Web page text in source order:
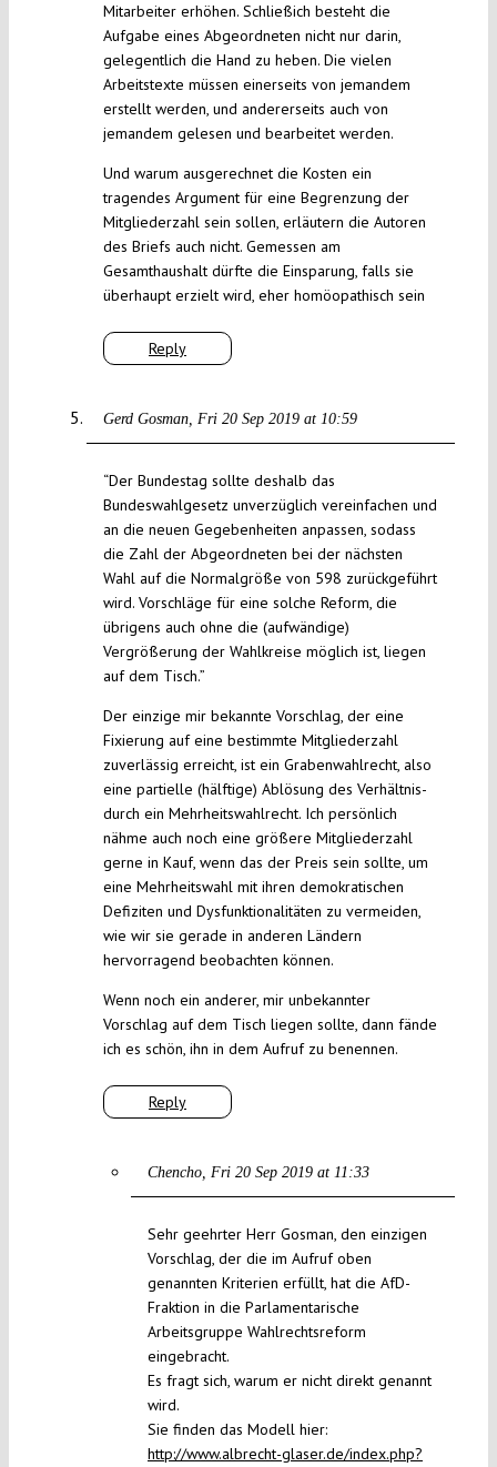
Reply
Mitarbeiter erhöhen. Schließich besteht die
Aufgabe eines Abgeordneten nicht nur darin,
gelegentlich die Hand zu heben. Die vielen
Arbeitstexte müssen einerseits von jemandem
erstellt werden, und andererseits auch von
jemandem gelesen und bearbeitet werden.
Und warum ausgerechnet die Kosten ein
tragendes Argument für eine Begrenzung der
Mitgliederzahl sein sollen, erläutern die Autoren
des Briefs auch nicht. Gemessen am
Gesamthaushalt dürfte die Einsparung, falls sie
überhaupt erzielt wird, eher homöopathisch sein
Gerd Gosman Fri 20 Sep 2019 at 10:59
Reply
“Der Bundestag sollte deshalb das
Bundeswahlgesetz unverzüglich vereinfachen und
an die neuen Gegebenheiten anpassen, sodass
die Zahl der Abgeordneten bei der nächsten
Wahl auf die Normalgröße von 598 zurückgeführt
wird. Vorschläge für eine solche Reform, die
übrigens auch ohne die (aufwändige)
Vergrößerung der Wahlkreise möglich ist, liegen
auf dem Tisch.”
Der einzige mir bekannte Vorschlag, der eine
Fixierung auf eine bestimmte Mitgliederzahl
zuverlässig erreicht, ist ein Grabenwahlrecht, also
eine partielle (hälftige) Ablösung des Verhältnis-
durch ein Mehrheitswahlrecht. Ich persönlich
nähme auch noch eine größere Mitgliederzahl
gerne in Kauf, wenn das der Preis sein sollte, um
eine Mehrheitswahl mit ihren demokratischen
Defiziten und Dysfunktionalitäten zu vermeiden,
wie wir sie gerade in anderen Ländern
hervorragend beobachten können.
Wenn noch ein anderer, mir unbekannter
Vorschlag auf dem Tisch liegen sollte, dann fände
ich es schön, ihn in dem Aufruf zu benennen.
Chencho Fri 20 Sep 2019 at 11:33
Sehr geehrter Herr Gosman, den einzigen
Vorschlag, der die im Aufruf oben
genannten Kriterien erfüllt, hat die AfD-
Fraktion in die Parlamentarische
Arbeitsgruppe Wahlrechtsreform
eingebracht.
Es fragt sich, warum er nicht direkt genannt
wird.
Sie finden das Modell hier:
http://www.albrecht-glaser.de/index.php?